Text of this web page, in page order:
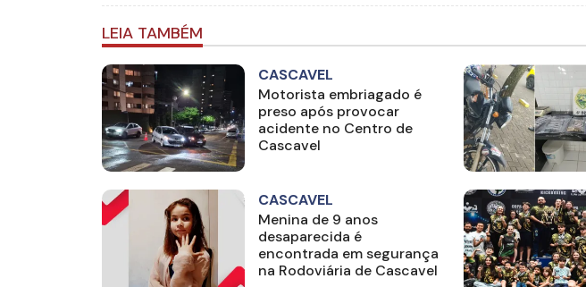
LEIA TAMBÉM
CASCAVEL
Motorista embriagado é
preso após provocar
acidente no Centro de
Cascavel
CASCAVEL
Menina de 9 anos
desaparecida é
encontrada em segurança
na Rodoviária de Cascavel